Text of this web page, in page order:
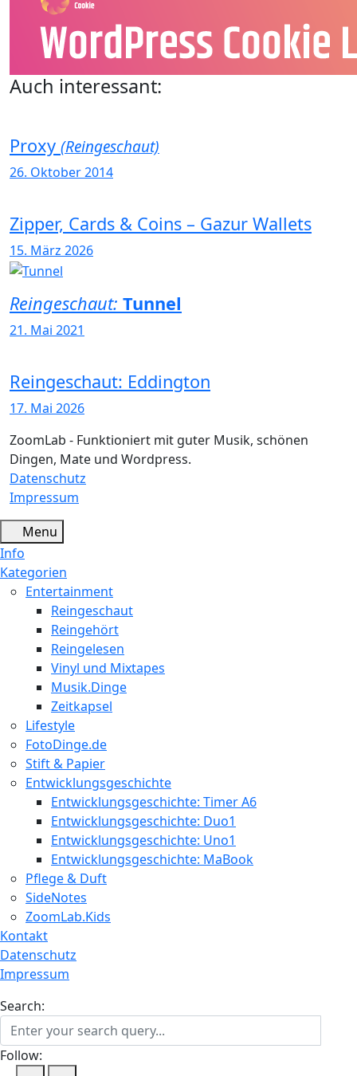
Auch interessant:
Proxy (Reingeschaut)
26. Oktober 2014
Zipper, Cards & Coins – Gazur Wallets
15. März 2026
Reingeschaut: Tunnel
21. Mai 2021
Reingeschaut: Eddington
17. Mai 2026
ZoomLab - Funktioniert mit guter Musik, schönen
Dingen, Mate und Wordpress.
Datenschutz
Impressum
Menu
Info
Kategorien
Entertainment
Reingeschaut
Reingehört
Reingelesen
Vinyl und Mixtapes
Musik.Dinge
Zeitkapsel
Lifestyle
FotoDinge.de
Stift & Papier
Entwicklungsgeschichte
Entwicklungsgeschichte: Timer A6
Entwicklungsgeschichte: Duo1
Entwicklungsgeschichte: Uno1
Entwicklungsgeschichte: MaBook
Pflege & Duft
SideNotes
ZoomLab.Kids
Kontakt
Datenschutz
Impressum
Search:
Follow: